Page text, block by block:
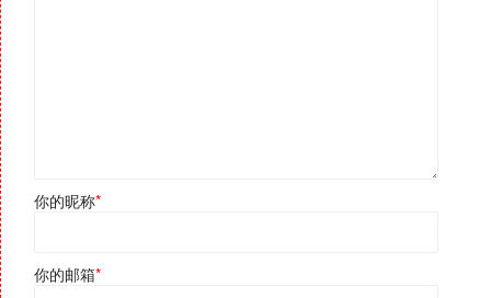
你的昵称*
你的邮箱*